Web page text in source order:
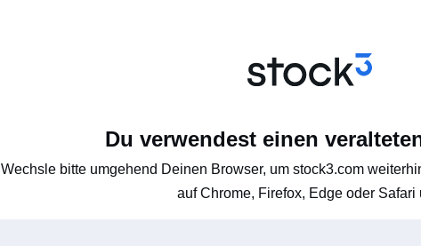
Du verwendest einen
Wechsle bitte umgehend Deinen Browser, um stock3.com
auf Chrome, Firefox, Edge oder Safari